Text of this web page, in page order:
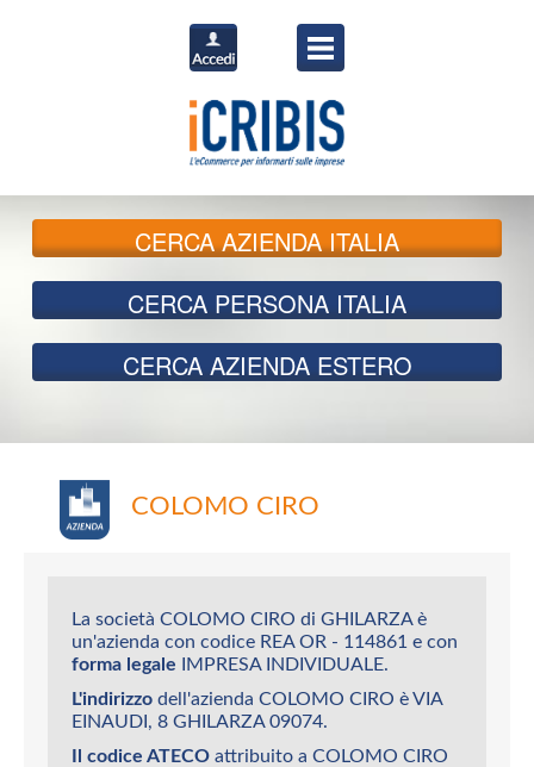
CERCAAZIENDA ITALIA
CERCA PERSONA ITALIA
CERCA AZIENDA ESTERO
COLOMO CIRO
La società COLOMO CIRO di GHILARZA è
un'azienda con codice REA OR - 114861 e con
forma legale IMPRESA INDIVIDUALE.
L'indirizzo dell'azienda COLOMO CIRO è VIA
EINAUDI, 8 GHILARZA 09074.
Il codice ATECO attribuito a COLOMO CIRO